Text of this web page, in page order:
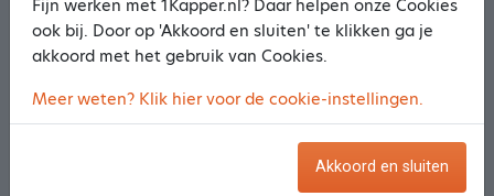
Toon meer/minder
Bloedtesten & Bodyscan
Scannen met de Bodyscan Selecteer
Selecteer
Fijn werken met 1Kapper.nl? Daar helpen onze Cookies
ook bij. Door op 'Akkoord en sluiten' te klikken ga je
akkoord met het gebruik van Cookies.
Meer weten? Klik hier voor de cookie-instellingen.
Akkoord en sluiten